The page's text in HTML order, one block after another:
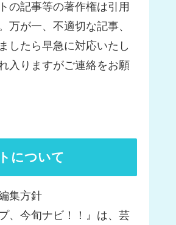
の記事等の著作権は引用
万が一、不適切な記事、
したら早急に対応いたし
入りますがご連絡をお願
について
集方針
、今旬ナビ！！』は、芸